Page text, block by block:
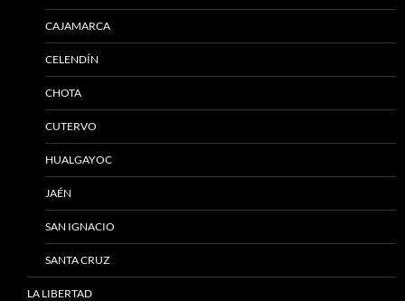
CAJAMARCA
CELENDÍN
CHOTA
CUTERVO
HUALGAYOC
JAÉN
SAN IGNACIO
SANTA CRUZ
LA LIBERTAD